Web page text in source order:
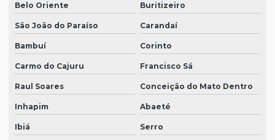
Belo Oriente Buritizeiro
São João do Paraíso Carandaí
Bambuí Corinto
Carmo do Cajuru Francisco Sá
Raul Soares Conceição do Mato Dentro
Inhapim Abaeté
Ibiá Serro